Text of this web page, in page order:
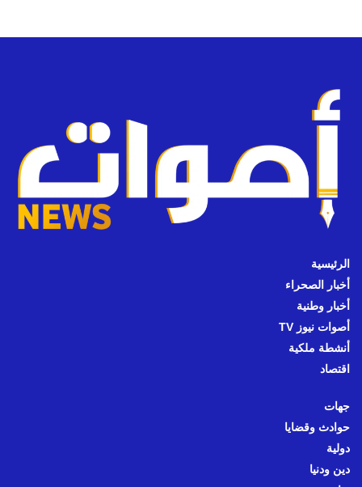
الرئيسية
أخبار الصحراء
أخبار وطنية
أصوات نيوز TV
أنشطة ملكية
اقتصاد
جهات
حوادث وقضايا
دولية
دين ودنيا